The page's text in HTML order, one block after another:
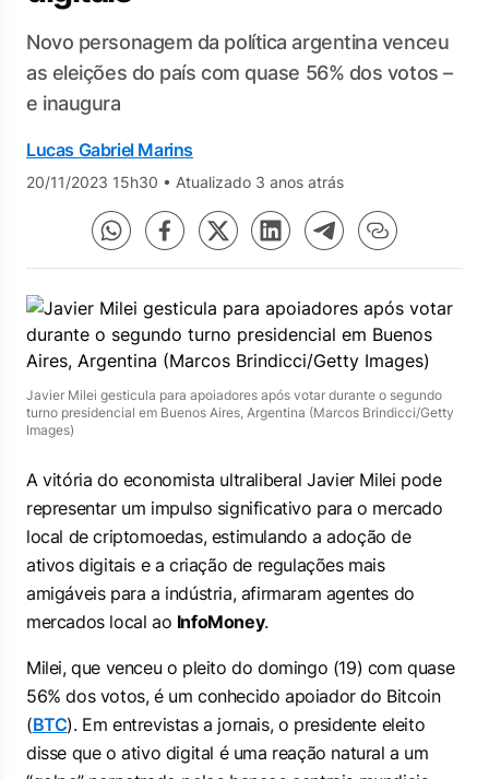
Novo personagem da política argentina venceu
as eleições do país com quase 56% dos votos –
e inaugura
Lucas Gabriel Marins
20/11/2023 15h30 • Atualizado 3 anos atrás
Javier Milei gesticula para apoiadores após votar durante o segundo
turno presidencial em Buenos Aires, Argentina (Marcos Brindicci/Getty
Images)
A vitória do economista ultraliberal Javier Milei pode
representar um impulso significativo para o mercado
local de criptomoedas, estimulando a adoção de
ativos digitais e a criação de regulações mais
amigáveis para a indústria, afirmaram agentes do
mercados local ao InfoMoney.
Milei, que venceu o pleito do domingo (19) com quase
56% dos votos, é um conhecido apoiador do Bitcoin
(BTC). Em entrevistas a jornais, o presidente eleito
disse que o ativo digital é uma reação natural a um